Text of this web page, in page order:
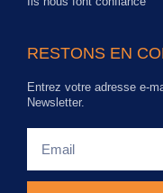
RESTONS EN
Entrez votre adresse e-
Newsletter.